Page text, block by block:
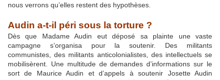
nous verrons qu’elles restent des hypothèses.
Audin a-t-il péri sous la torture ?
Dès que Madame Audin eut déposé sa plainte une vaste
campagne s’organisa pour la soutenir. Des militants
communistes, des militants anticolonialistes, des intellectuels se
mobilisèrent. Une multitude de demandes d’informations sur le
sort de Maurice Audin et d’appels à soutenir Josette Audin